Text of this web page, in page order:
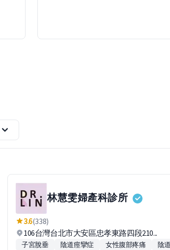
林慧雯婦產科診所
3.6(338)
106台灣台北市大安區忠孝東路四段210...
子宮脫垂 陰道痙攣症 女性腹部疼痛
陰